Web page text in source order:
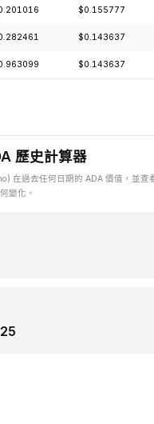
$0.155777
$0.143637
$0.143637
歷史計算器
在過去任何日期的 ADA 價值，並查
變化。